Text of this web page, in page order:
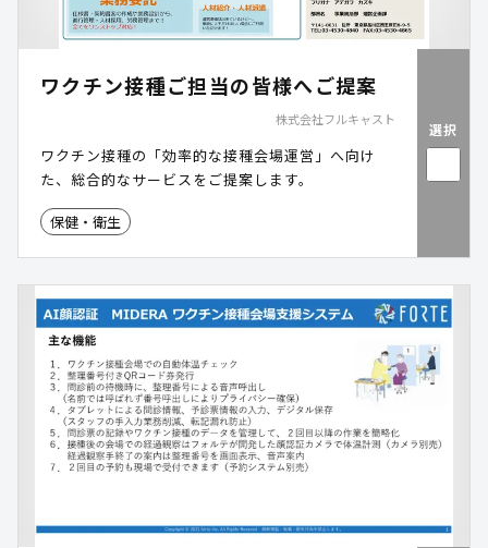
ワクチン接種ご担当の皆様へご提案
株式会社フルキャスト
ワクチン接種の「効率的な接種会場運営」へ向け
た、総合的なサービスをご提案します。
保健・衛生
選択